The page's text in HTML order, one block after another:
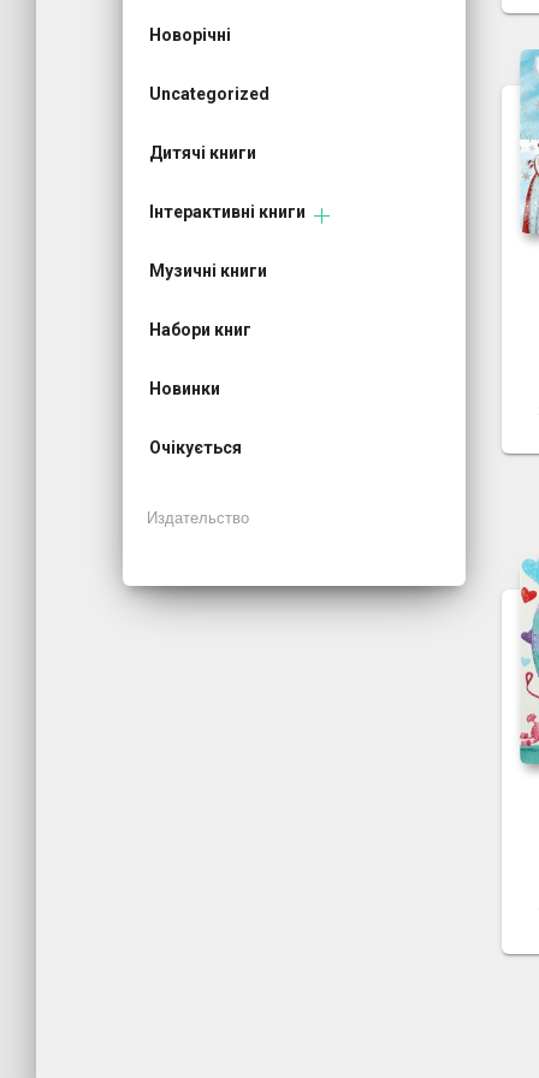
Новорічні
Uncategorized
Дитячі книги
Інтерактивні книги
Музичні книги
Набори книг
Новинки
Очікується